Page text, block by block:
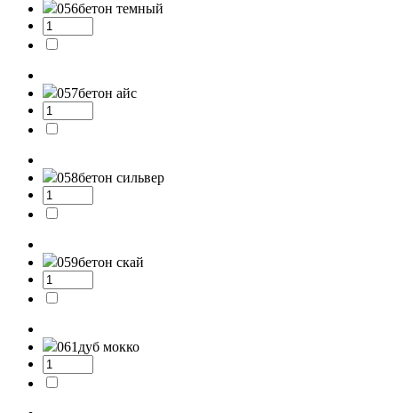
056бетон темный
057бетон айс
058бетон сильвер
059бетон скай
061 дуб мокко